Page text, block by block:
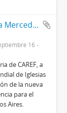
Carta de Alicia P. de Monti a Mercedes Saitzew
16
de CAREF, a
de Iglesias
de la nueva
para el
Aires.